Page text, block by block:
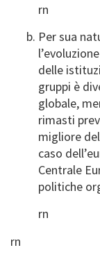
rn
Per sua
delle
gruppi è
globale,
rimasti
migliore
caso
Centrale
politiche
rn
rn